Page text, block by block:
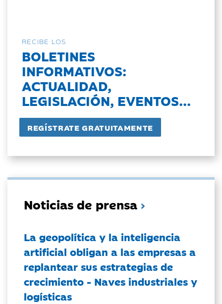
RECIBE LOS
BOLETINES
INFORMATIVOS:
ACTUALIDAD,
LEGISLACIÓN, EVENTOS...
Noticias de prensa
La geopolítica y la inteligencia
artificial obligan a las empresas a
replantear sus estrategias de
crecimiento - Naves industriales y
logísticas